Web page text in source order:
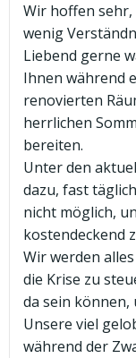
Wir hoffen sehr,
wenig
Liebend gerne
Ihnen während
renovierten
herrlichen
bereiten.
Unter den
dazu, fast
nicht möglich,
kostendeckend
Wir werden
die Krise zu
da sein können,
Unsere viel
während der